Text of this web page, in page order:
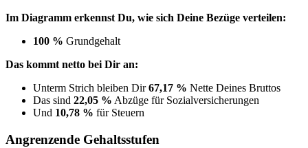
Im Diagramm erkennst Du, wie sich Deine Bezüge verteilen:
100 % Grundgehalt
Das kommt netto bei Dir an:
Unterm Strich bleiben Dir67,17 % Nette Deines Bruttos
Das sind 22,05 % Abzüge für Sozialversicherungen
Und 10,78 % für Steuern
Angrenzende Gehaltsstufen